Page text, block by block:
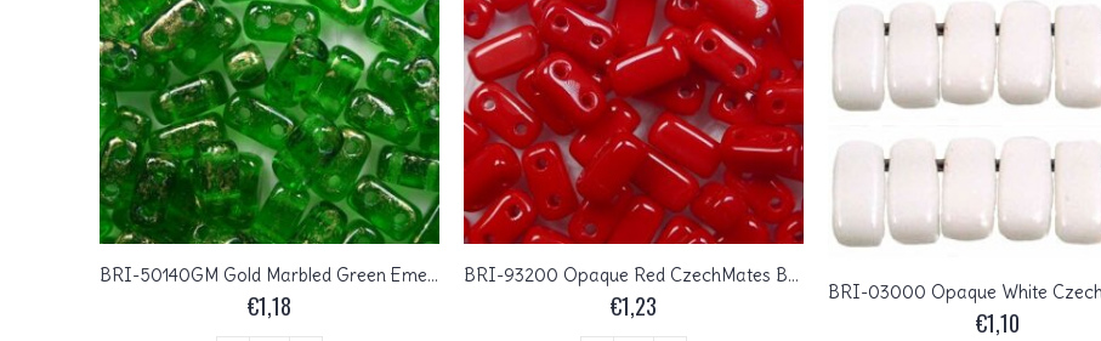
BRI-50140GM Gold Marbled Green Emerald CzechMates Bricks 40 Pc.
€1,18
BRI-93200 Opaque Red CzechMates Bricks 40 Pc.
€1,23
€1,10